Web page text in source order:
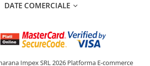
DATE COMERCIALE
Impex SRL 2026 Platforma E-commerce